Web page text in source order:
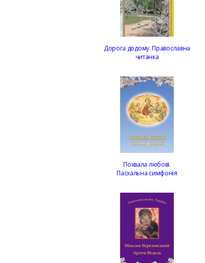
Дорога додому. Православна
читанка
Похвала любові.
Пасхальна симфонія